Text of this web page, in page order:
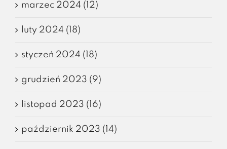
marzec 2024 (12)
luty 2024 (18)
styczeń 2024 (18)
grudzień 2023 (9)
listopad 2023 (16)
październik 2023 (14)